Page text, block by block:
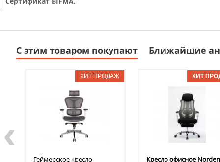
С этим товаром покупают Ближайшие
Геймерское кресло
Кресло офисное Norden
‹